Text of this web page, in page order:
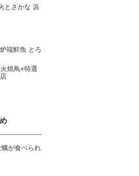
とさかな 浜
端鮮魚 とろ
焼鳥×特選
が食べられ